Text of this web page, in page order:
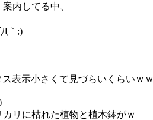
内してる中、
｀;)
表示小さくて見づらいくらいｗｗ
リに枯れた植物と植木鉢がｗ